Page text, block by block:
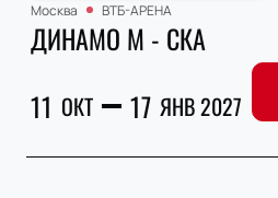
Москва
ВТБ-АРЕНА
ДИНАМО М - СКА
11 ОКТ 17 ЯНВ 2027